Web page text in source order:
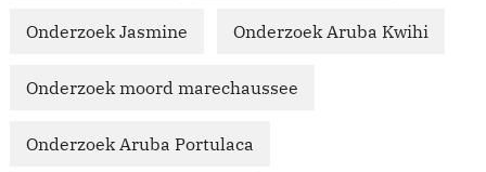
Onderzoek Jasmine Onderzoek Aruba Kwihi
Onderzoek moord marechaussee
Onderzoek Aruba Portulaca